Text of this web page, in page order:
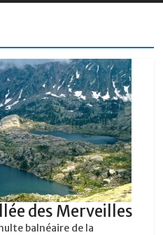
des Merveilles
balnéaire de la